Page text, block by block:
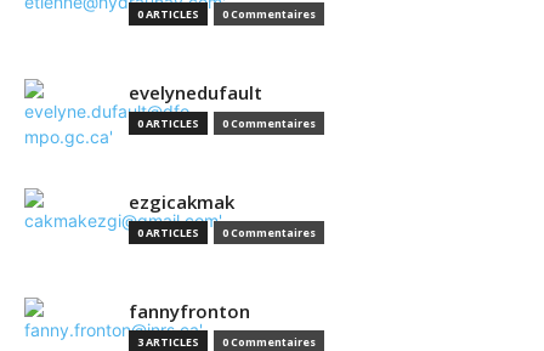
0 ARTICLES 0 Commentaires
evelynedufault
0 ARTICLES 0 Commentaires
ezgicakmak
0 ARTICLES 0 Commentaires
fannyfronton
3 ARTICLES 0 Commentaires